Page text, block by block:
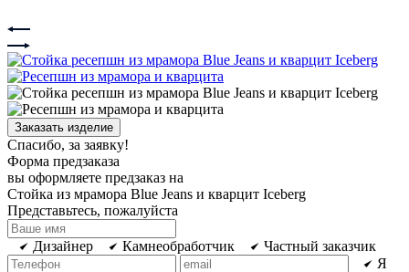
Заказать изделие
Спасибо, за заявку!
Форма предзаказа
вы оформляете предзаказ на
Стойка из мрамора Blue Jeans и кварцит Iceberg
Представьтесь, пожалуйста
Дизайнер Камнеобработчик
Частный заказчик
Я